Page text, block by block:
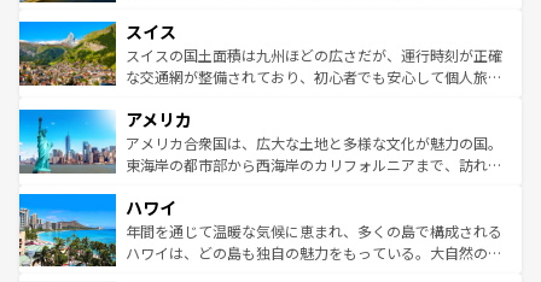
れる地方に足を運ぶとそれぞれで全く異なる文化を体験で
きるだろう。 なお、新着のフランス情報はコンテンツ一覧
を参照してほしい。
は、お酒好きな人にはぜひ体験してほしい。 なお、新着の
ドイツ情報はコンテンツ一覧を参照してほしい。
リアごとに異なる魅力がある。また、優雅なアフタヌーン
ティー、ビール好きにはたまらない英国パブ、サッカー観
戦など、本場だからこそできる体験も豊富。イギリスを旅
ンツ一覧を参照してほしい。
スイス
スイスの国土面積は九州ほどの広さだが、運行時刻が正確
な交通網が整備されており、初心者でも安心して個人旅行
の建物がそのまま残る町や、スイスならではのユニークな
博物館もあり、アルプス観光だけでなく町歩きも満喫する
ことができる。国民の所得が高いため物価も高いが、旅行
ば市内交通費無料で観光を楽しむこともできる。 なお、新
着のスイス情報はコンテンツ一覧 を参照してほしい。
アメリカ
アメリカ合衆国は、広大な土地と多様な文化が魅力の国。
東海岸の都市部から西海岸のカリフォルニアまで、訪れる
のような巨大都市は、観光、ショッピング、エンターテイ
ンメントが詰まった刺激的なスポットだ。一方、アメリカ
西部には大自然が広がり、グランドキャニオンやイエロー
ハワイ
年間を通じて温暖な気候に恵まれ、多くの島で構成される
ハワイは、どの島も独自の魅力をもっている。大自然の神